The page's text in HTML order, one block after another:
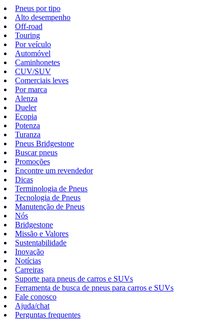
Pneus por tipo
Alto desempenho
Off-road
Touring
Por veículo
Automóvel
Caminhonetes
CUV/SUV
Comerciais leves
Por marca
Alenza
Dueler
Ecopia
Potenza
Turanza
Pneus Bridgestone
Buscar pneus
Promoções
Encontre um revendedor
Dicas
Terminologia de Pneus
Tecnologia de Pneus
Manutenção de Pneus
Nós
Bridgestone
Missão e Valores
Sustentabilidade
Inovação
Notícias
Carreiras
Suporte para pneus de carros e SUVs
Ferramenta de busca de pneus para carros e SUVs
Fale conosco
Ajuda/chat
Perguntas frequentes